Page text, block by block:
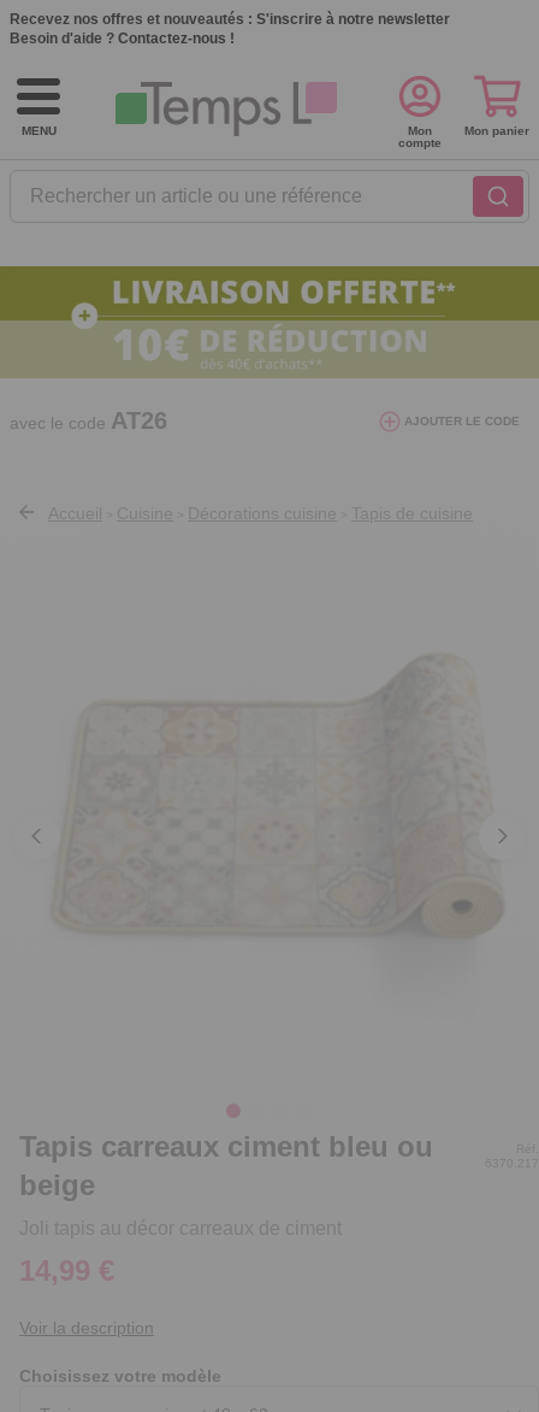
Recevez nos offres et nouveautés : S'inscrire à notre newsletter
Besoin d'aide ? Contactez-nous !
MENU
Rechercher un article ou une référence
Mon
compte
Mon panier
10€ de réduction dès 40€ d'achat. Offre
valable du 03/08/2026 au 12/08/2026.
avec le code AT26 AJOUTER LE CODE
Accueil Cuisine Décorations cuisine Tapis de cuisine
Tapis carreaux ciment bleu ou
beige
Joli tapis au décor carreaux de ciment
Réf.
6370.217
14,99 €
Voir la description
Choisissez votre modèle